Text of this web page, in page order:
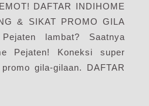
Pasang
WiFi
IndiHome
Terbaru
DAFTAR INDIHOME
& SIKAT PROMO GILA
lambat? Saatnya
Pejaten! Koneksi super
gila-gilaan. DAFTAR